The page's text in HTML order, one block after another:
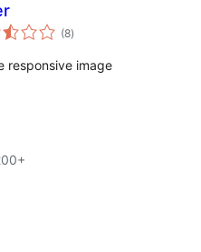
(8total
aprecieri
)
responsive image